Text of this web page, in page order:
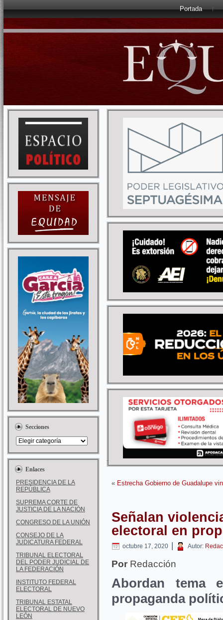
Portada
Secciones
Enlaces
PRESIDENCIA DE LA
REPÚBLICA
SUPREMA CORTE DE
JUSTICIA DE LA NACIÓN
CONGRESO DE LA UNIÓN
CONSEJO DE LA
JUDICATURA FEDERAL
TRIBUNAL ELECTORAL
DEL PODER JUDICIAL DE
LA FEDERACIÓN
INSTITUTO FEDERAL
ELECTORAL
TRIBUNAL ESTATAL
ELECTORAL DE NUEVO
LEÓN
« Estrecha Gobierno de Guadalupe
Señalan
electoral en
octubre 17, 2020 | Autor:
Por Redacción
Abordan tema
propaganda